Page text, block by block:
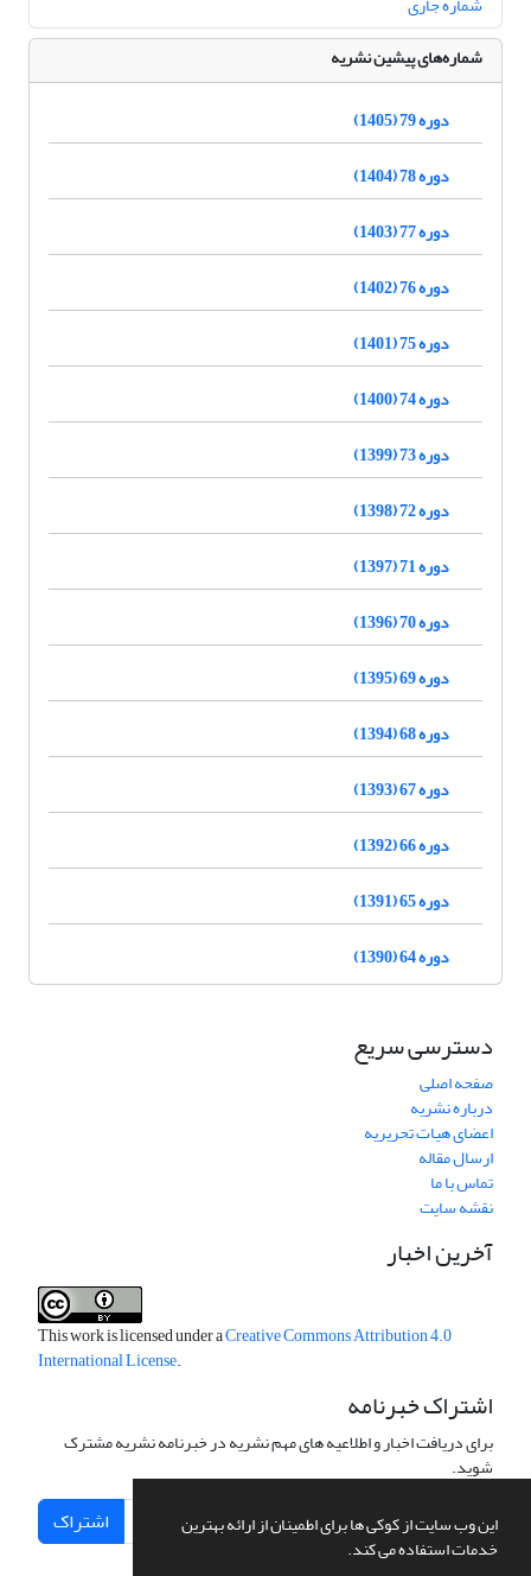
این وب سایت از کوکی ها برای اطمینان از ارائه بهترین
خدمات استفاده می کند.
شماره‌های پیشین نشریه
دوره 79 (1405)
دوره 78 (1404)
دوره 77 (1403)
دوره 76 (1402)
دوره 75 (1401)
دوره 74 (1400)
دوره 73 (1399)
دوره 72 (1398)
دوره 71 (1397)
دوره 70 (1396)
دوره 69 (1395)
دوره 68 (1394)
دوره 67 (1393)
دوره 66 (1392)
دوره 65 (1391)
دوره 64 (1390)
دسترسی سریع
صفحه اصلی
درباره نشریه
اعضای هیات تحریریه
ارسال مقاله
تماس با ما
نقشه سایت
آخرین اخبار
This work is licensed under aCreative Commons Attribution 4.0
International License.
اشتراک خبرنامه
برای دریافت اخبار و اطلاعیه های مهم نشریه در خبرنامه نشریه مشترک
شوید.
اشتراک